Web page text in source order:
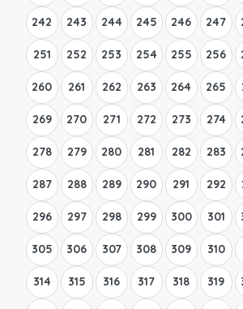
242 243 244 245 246 247
251 252 253 254 255 256
260 261 262 263 264 265
269 270 271 272 273 274
278 279 280 281 282 283
287 288 289 290 291 292
296 297 298 299 300 301
305 306 307 308 309 310
314 315 316 317 318 319